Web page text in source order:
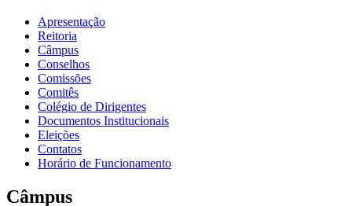
Apresentação
Reitoria
Câmpus
Conselhos
Comissões
Comitês
Colégio de Dirigentes
Documentos Institucionais
Eleições
Contatos
Horário de Funcionamento
Câmpus